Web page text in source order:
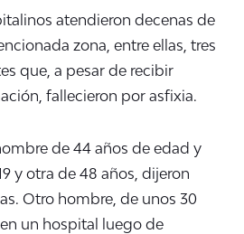
atendieron decenas de
zona, entre ellas, tres
que, a pesar de recibir
fallecieron por asfixia.
de 44 años de edad y
y otra de 48 años, dijeron
Otro hombre, de unos 30
un hospital luego de